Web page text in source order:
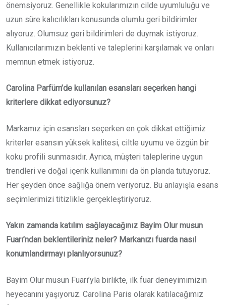
önemsiyoruz. Genellikle kokularımızın cilde uyumluluğu ve
uzun süre kalıcılıkları konusunda olumlu geri bildirimler
alıyoruz. Olumsuz geri bildirimleri de duymak istiyoruz.
Kullanıcılarımızın beklenti ve taleplerini karşılamak ve onları
memnun etmek istiyoruz.
Carolina Parfüm’de kullanılan esansları seçerken hangi
kriterlere dikkat ediyorsunuz?
Markamız için esansları seçerken en çok dikkat ettiğimiz
kriterler esansın yüksek kalitesi, ciltle uyumu ve özgün bir
koku profili sunmasıdır. Ayrıca, müşteri taleplerine uygun
trendleri ve doğal içerik kullanımını da ön planda tutuyoruz.
Her şeyden önce sağlığa önem veriyoruz. Bu anlayışla esans
seçimlerimizi titizlikle gerçekleştiriyoruz.
Yakın zamanda katılım sağlayacağınız Bayim Olur musun
Fuarı’ndan beklentileriniz neler? Markanızı fuarda nasıl
konumlandırmayı planlıyorsunuz?
Bayim Olur musun Fuarı’yla birlikte, ilk fuar deneyimimizin
heyecanını yaşıyoruz. Carolina Paris olarak katılacağımız